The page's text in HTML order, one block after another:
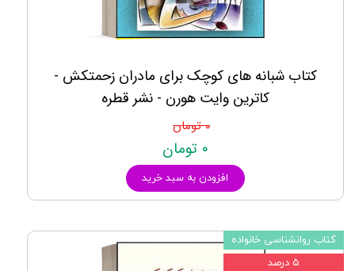
کتاب شبانه های کوچک برای مادران زحمتکش -
کاترین وایت هورن - نشر قطره
۰ تومان
۰ تومان
افزودن به سبد خرید
کتاب روانشناسی خانواده
۵ درصد